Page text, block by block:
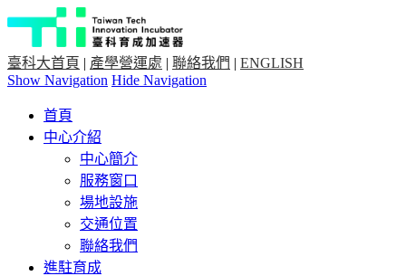
臺科大首頁 | 產學營運處 | 聯絡我們 | ENGLISH
Show Navigation Hide Navigation
首頁
中心介紹
中心簡介
服務窗口
場地設施
交通位置
聯絡我們
進駐育成